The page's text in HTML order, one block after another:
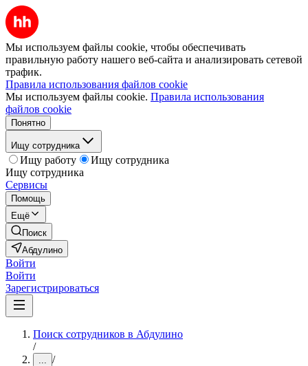
Мы используем файлы cookie, чтобы обеспечивать
правильную работу нашего веб-сайта и анализировать сетевой
трафик.
Правила использования файлов cookie
Мы используем файлы cookie. Правила использования
файлов cookie
Понятно
Ищу сотрудника
Ищу работу
Ищу сотрудника
Ищу сотрудника
Сервисы
Помощь
Ещё
Поиск
Абдулино
Войти
Войти
Зарегистрироваться
Поиск сотрудников в Абдулино
/
... /